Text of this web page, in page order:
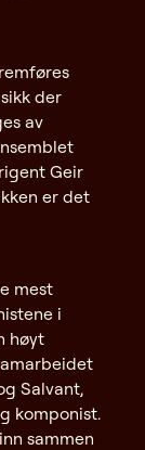
der
av
Geir
er det
mest
i
høyt
Salvant,
komponist.
sammen